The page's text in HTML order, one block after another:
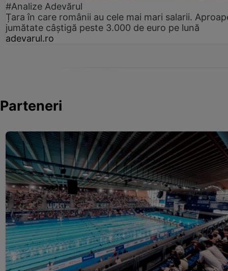
#Analize Adevărul
Țara în care românii au cele mai mari salarii.
jumătate câștigă peste 3.000 de euro pe lună
adevarul.ro
Parteneri